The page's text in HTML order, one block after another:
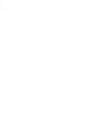
Inhalt
RStV: